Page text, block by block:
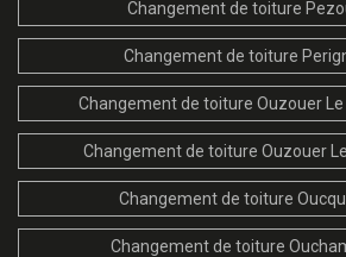
Changement de toiture
Changement de toiture
Changement de toiture Ouzouer
Changement de toiture Ouzouer
Changement de toiture
Changement de toiture